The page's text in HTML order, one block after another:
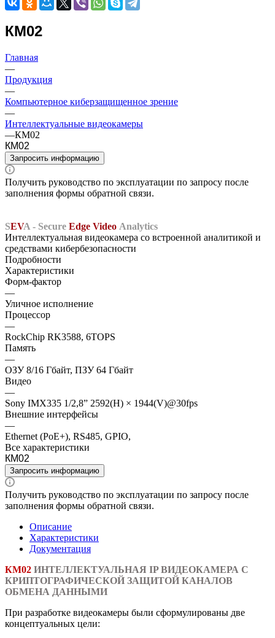
КМ02
Главная
—
Продукция
—
Компьютерное киберзащищенное зрение
—
Интеллектуальные видеокамеры
—КМ02
КМ02
Запросить информацию
Получить руководство по эксплуатации по запросу после
заполнения формы обратной связи.
SEVA - Secure Edge Video Analytics
Интеллектуальная видеокамера со встроенной аналитикой и
средствами кибербезопасности
Подробности
Характеристики
Форм-фактор
—
Уличное исполнение
Процессор
—
RockChip RK3588, 6TOPS
Память
—
ОЗУ 8/16 Гбайт, ПЗУ 64 Гбайт
Видео
—
Sony IMX335 1/2,8” 2592(H) × 1944(V)@30fps
Внешние интерфейсы
—
Ethernet (PoE+), RS485, GPIO,
Все характеристики
КМ02
Запросить информацию
Получить руководство по эксплуатации по запросу после
заполнения формы обратной связи.
Описание
Характеристики
Документация
КМ02 ИНТЕЛЛЕКТУАЛЬНАЯ IPВИДЕОКАМЕРА С
КРИПТОГРАФИЧЕСКОЙ ЗАЩИТОЙ КАНАЛОВ
ОБМЕНА ДАННЫМИ
При разработке видеокамеры были сформулированы две
концептуальных цели: